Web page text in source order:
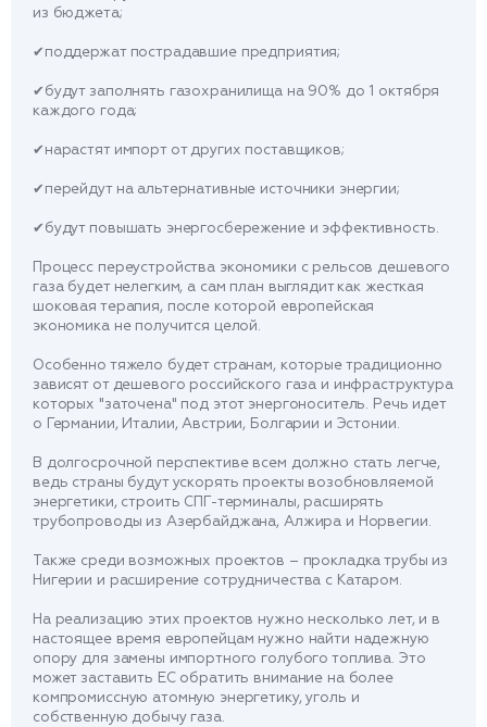
из бюджета;
✔поддержат пострадавшие предприятия;
✔будут заполнять газохранилища на 90% до 1 октября
каждого года;
✔нарастят импорт от других поставщиков;
✔перейдут на альтернативные источники энергии;
✔будут повышать энергосбережение и эффективность.
Процесс переустройства экономики с рельсов дешевого
газа будет нелегким, а сам план выглядит как жесткая
шоковая терапия, после которой европейская
экономика не получится целой.
Особенно тяжело будет странам, которые традиционно
зависят от дешевого российского газа и инфраструктура
которых "заточена" под этот энергоноситель. Речь идет
о Германии, Италии, Австрии, Болгарии и Эстонии.
В долгосрочной перспективе всем должно стать легче,
ведь страны будут ускорять проекты возобновляемой
энергетики, строить СПГ-терминалы, расширять
трубопроводы из Азербайджана, Алжира и Норвегии.
Также среди возможных проектов – прокладка трубы из
Нигерии и расширение сотрудничества с Катаром.
На реализацию этих проектов нужно несколько лет, и в
настоящее время европейцам нужно найти надежную
опору для замены импортного голубого топлива. Это
может заставить ЕС обратить внимание на более
компромиссную атомную энергетику, уголь и
собственную добычу газа.